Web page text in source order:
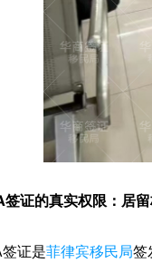
证的真实权限：居
证是菲律宾移民局签